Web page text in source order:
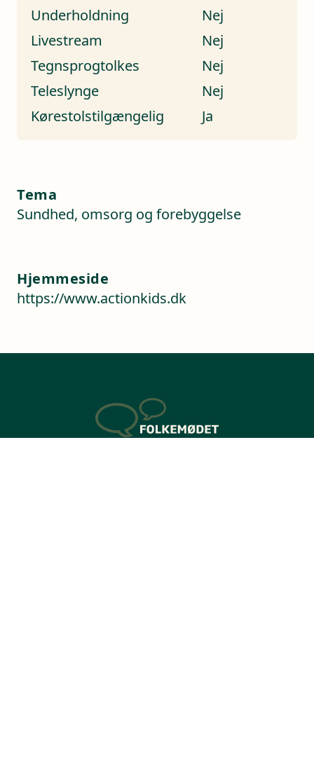
Underholdning
Nej
Livestream
Nej
Tegnsprogtolkes
Nej
Teleslynge
Nej
Kørestolstilgængelig
Ja
Tema
Sundhed, omsorg og forebyggelse
Hjemmeside
https://www.actionkids.dk